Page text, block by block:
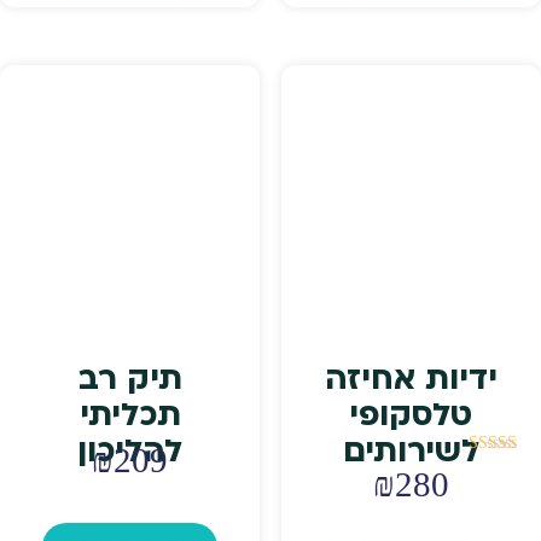
ידיות אחיזה
טלסקופי
לשירותים
דורג ₪280
תיק רב
תכליתי
להליכון
₪209